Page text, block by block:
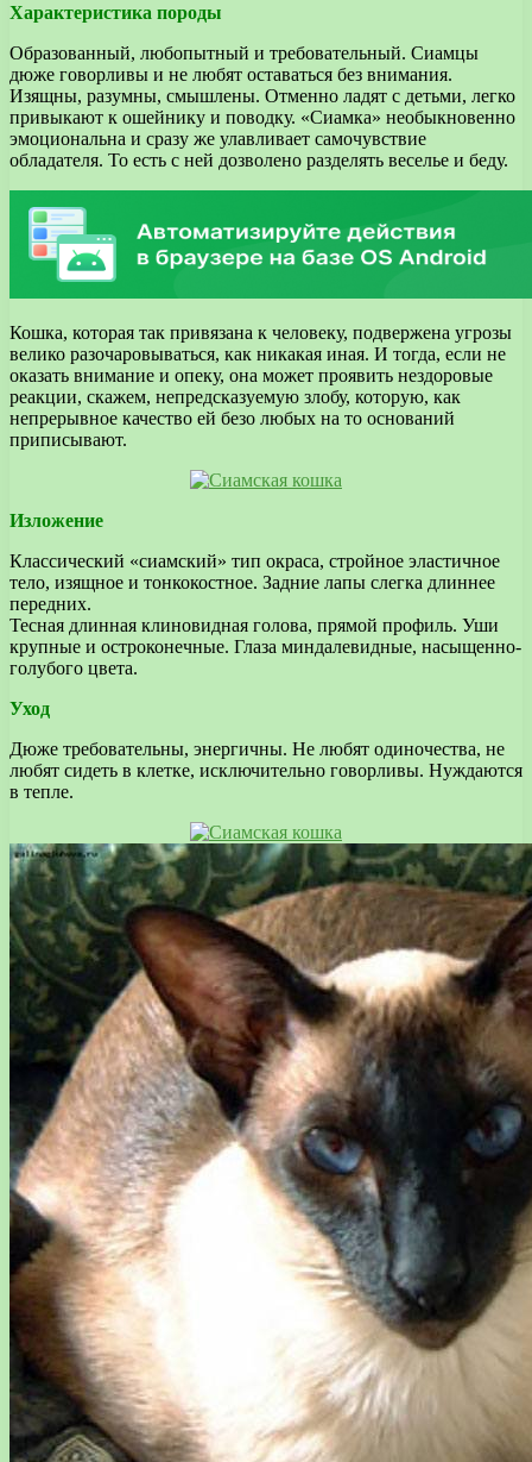
Характеристика породы
Образованный, любопытный и требовательный. Сиамцы
дюже говорливы и не любят оставаться без внимания.
Изящны, разумны, смышлены. Отменно ладят с детьми, легко
привыкают к ошейнику и поводку. «Сиамка» необыкновенно
эмоциональна и сразу же улавливает самочувствие
обладателя. То есть с ней дозволено разделять веселье и беду.
Кошка, которая так привязана к человеку, подвержена угрозы
велико разочаровываться, как никакая иная. И тогда, если не
оказать внимание и опеку, она может проявить нездоровые
реакции, скажем, непредсказуемую злобу, которую, как
непрерывное качество ей безо любых на то оснований
приписывают.
Изложение
Классический «сиамский» тип окраса, стройное эластичное
тело, изящное и тонкокостное. Задние лапы слегка длиннее
передних.
Тесная длинная клиновидная голова, прямой профиль. Уши
крупные и остроконечные. Глаза миндалевидные, насыщенно-
голубого цвета.
Уход
Дюже требовательны, энергичны. Не любят одиночества, не
любят сидеть в клетке, исключительно говорливы. Нуждаются
в тепле.